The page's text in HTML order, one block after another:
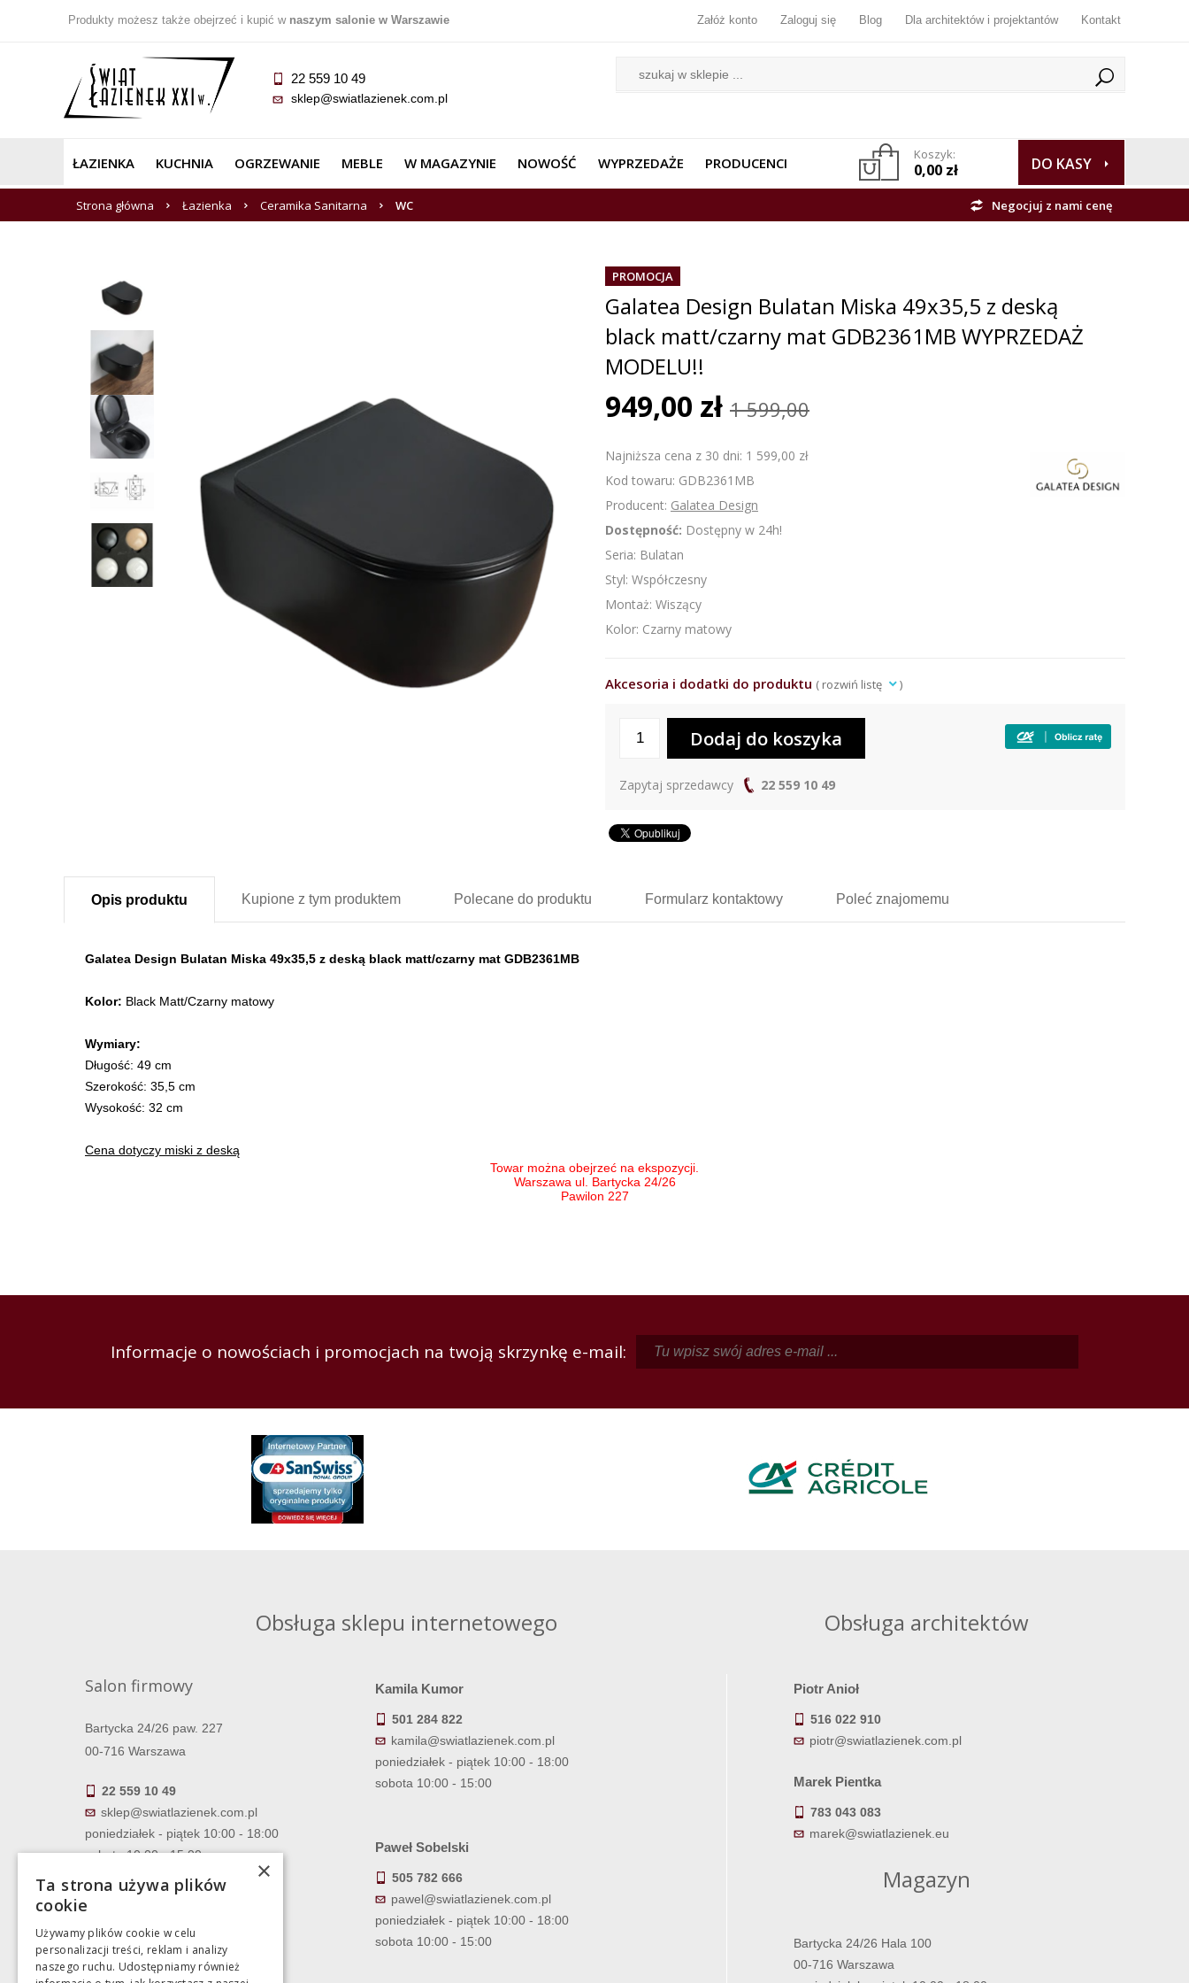
Produkty możesz także obejrzeć i kupić w naszym salonie w Warszawie Załóż konto Zaloguj się Blog Dla architektów i projektantów Kontakt
22 559 10 49
sklep@swiatlazienek.com.pl
ŁAZIENKA KUCHNIA OGRZEWANIE MEBLE W MAGAZYNIE NOWOŚĆ WYPRZEDAŻE PRODUCENCI Koszyk:
0,00 zł DO KASY
Strona główna Łazienka Ceramika Sanitarna WC Negocjuj z nami cenę
PROMOCJA
Galatea Design Bulatan Miska 49x35,5 z deską
black matt/czarny mat GDB2361MB WYPRZEDAŻ
MODELU!!
949,00 zł 1 599,00
Najniższa cena z 30 dni: 1 599,00 zł
Kod towaru: GDB2361MB
Producent: Galatea Design
Dostępność: Dostępny w 24h!
Seria: Bulatan
Styl: Współczesny
Montaż: Wiszący
Kolor: Czarny matowy
Akcesoria i dodatki do produktu ( rozwiń listę )
Zapytaj sprzedawcy 22 559 10 49
Opis produktu Kupione z tym produktem Polecane do produktu Formularz kontaktowy Poleć znajomemu
Galatea Design Bulatan Miska 49x35,5 z deską black matt/czarny mat GDB2361MB
Kolor: Black Matt/Czarny matowy
Wymiary:
Długość: 49 cm
Szerokość: 35,5 cm
Wysokość: 32 cm
Cena dotyczy miski z deską
Towar można obejrzeć na ekspozycji.
Warszawa ul. Bartycka 24/26
Pawilon 227
Informacje o nowościach i promocjach na twoją skrzynkę e-mail:
Obsługa sklepu internetowego
Salon firmowy
Bartycka 24/26 paw. 227
00-716 Warszawa
22 559 10 49
sklep@swiatlazienek.com.pl
poniedziałek - piątek 10:00 - 18:00
sobota 10:00 - 15:00
Kamila Kumor
501 284 822
kamila@swiatlazienek.com.pl
poniedziałek - piątek 10:00 - 18:00
sobota 10:00 - 15:00
Paweł Sobelski
505 782 666
pawel@swiatlazienek.com.pl
poniedziałek - piątek 10:00 - 18:00
sobota 10:00 - 15:00
Obsługa architektów
Piotr Anioł
516 022 910
piotr@swiatlazienek.com.pl
Marek Pientka
783 043 083
marek@swiatlazienek.eu
Magazyn
Bartycka 24/26 Hala 100
00-716 Warszawa
×
Ta strona używa plików
cookie
Używamy plików cookie w celu
personalizacji treści, reklam i analizy
naszego ruchu. Udostępniamy również